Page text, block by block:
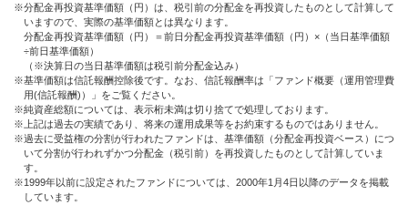
※分配金再投資基準価額（円）は、税引前の分配金を再投資したものとして計算して
いますので、実際の基準価額とは異なります。
分配金再投資基準価額（円）＝前日分配金再投資基準価額（円）×（当日基準価額
÷前日基準価額）
（※決算日の当日基準価額は税引前分配金込み）
※基準価額は信託報酬控除後です。なお、信託報酬率は「ファンド概要（運用管理費
用(信託報酬)）」をご覧ください。
※純資産総額については、表示桁未満は切り捨てで処理しております。
※上記は過去の実績であり、将来の運用成果等をお約束するものではありません。
※過去に受益権の分割が行われたファンドは、基準価額（分配金再投資ベース）につ
いて分割が行われずかつ分配金（税引前）を再投資したものとして計算していま
す。
※1999年以前に設定されたファンドについては、2000年1月4日以降のデータを掲載
しています。